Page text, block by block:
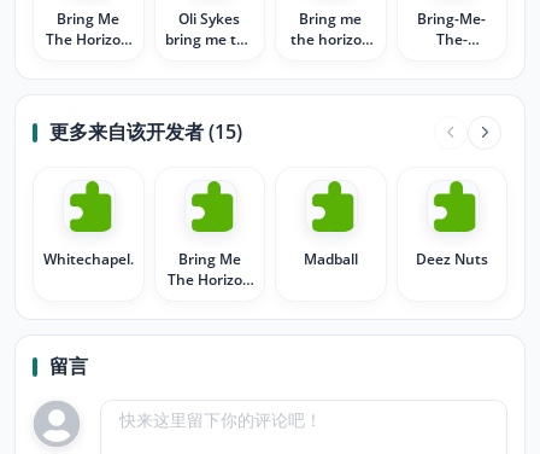
Bring Me
The Horizon
BMTH
Oli Sykes
bring me the
bmth
Bring me
the horizon
Bring-Me-
The-
更多来自该开发者 (15)
Whitechapel.
Bring Me
The Horizon
Madball Deez Nuts
留言